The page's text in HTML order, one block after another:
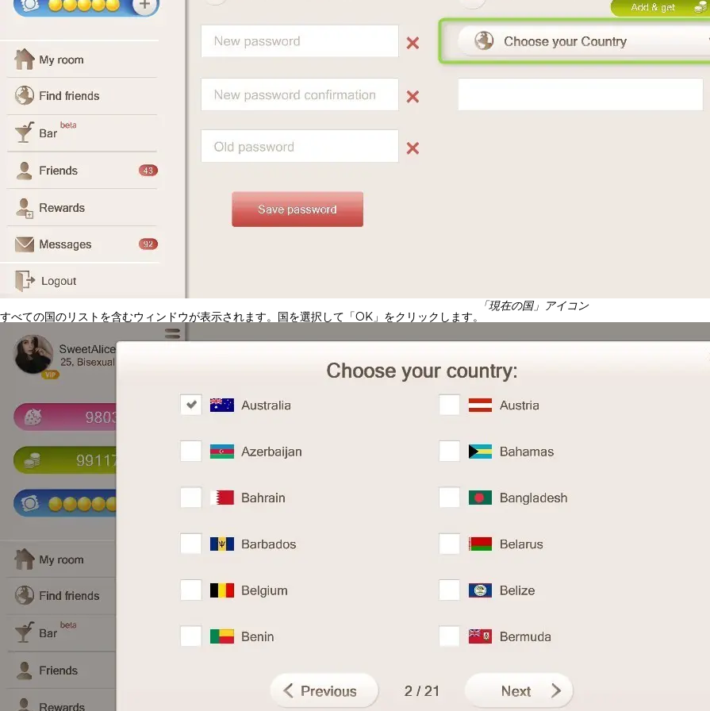
「現在の国」アイコン
すべての国のリストを含むウィンドウが表示されます。国を選択して「OK」をクリックします。